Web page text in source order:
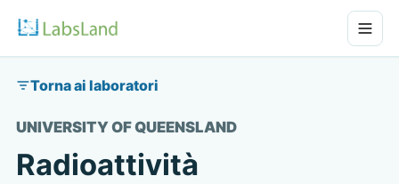
Torna ai laboratori
UNIVERSITY OF QUEENSLAND
Radioattività